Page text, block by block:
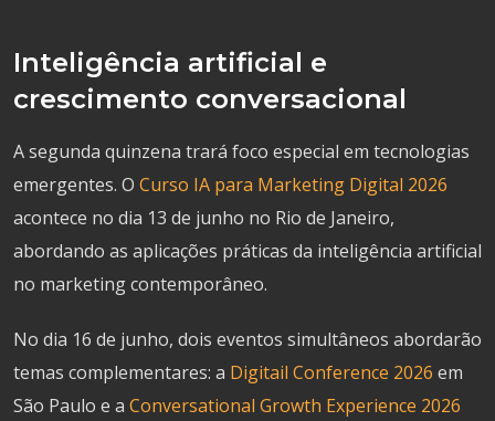
Inteligência artificial e
crescimento conversacional
A segunda quinzena trará foco especial em tecnologias
emergentes. O Curso IA para Marketing Digital 2026
acontece no dia 13 de junho no Rio de Janeiro,
abordando as aplicações práticas da inteligência artificial
no marketing contemporâneo.
No dia 16 de junho, dois eventos simultâneos abordarão
temas complementares: a Digitail Conference 2026 em
São Paulo e a Conversational Growth Experience 2026